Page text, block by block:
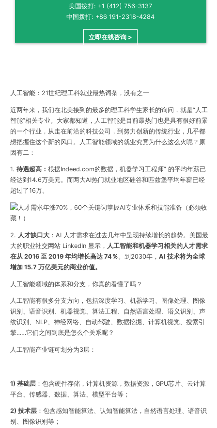
美国拨打: +1 (412) 756-3137
中国拨打: +86 191-2318-4284
立即在线咨询 >
人工智能：21世纪理工科就业最热词条，没有之一
近两年来，我们在北美接到的最多的理工科学生家长的询问，就是“人工
智能”相关专业。大家都知道，人工智能是目前最热门也是具有很好前景
的一个行业，从走在前沿的科技公司，到努力创新的传统行业，几乎都
想把握住这个新的风口。人工智能领域的就业究竟为什么这么火呢？原
因有二：
1. 待遇超高： 根据Indeed.com的数据，机器学习工程师” 的平均年薪已
经达到14.6万美元。而两大AI热门就业地区硅谷和匹兹堡平均年薪已经
超过了16万。
2. 人才缺口大： AI 人才需求在过去几年中呈现持续增长的趋势。美国最
大的职业社交网站 LinkedIn 显示， 人工智能和机器学习相关的人才需求
在从 2016 至 2019 年均增长高达 74％ 。到2030年， AI 技术将为全球
增加 15.7 万亿美元的商业价值。
人工智能领域的体系和分支，你真的看懂了吗？
人工智能有很多分支方向，包括深度学习、机器学习、图像处理、图像
识别、语音识别、机器视觉、算法工程、自然语言处理、语义识别、声
纹识别、NLP、神经网络、自动驾驶、数据挖掘、计算机视觉、搜索引
擎……它们之间到底是怎么个关系呢？
人工智能产业链可划分为3层：
1) 基础层：包含硬件存储，计算机资源，数据资源，GPU芯片、云计算
平台、传感器、数据、算法、模型平台等；
2) 技术层：包含感知智能算法、认知智能算法，自然语言处理、语音识
别、图像识别等；